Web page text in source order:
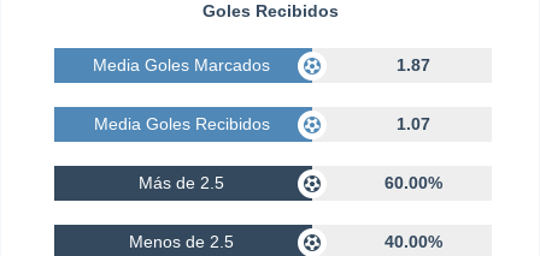
Goles Recibidos
Media Goles Marcados 1.87
Media Goles Recibidos 1.07
Más de 2.5 60.00%
Menos de 2.5 40.00%